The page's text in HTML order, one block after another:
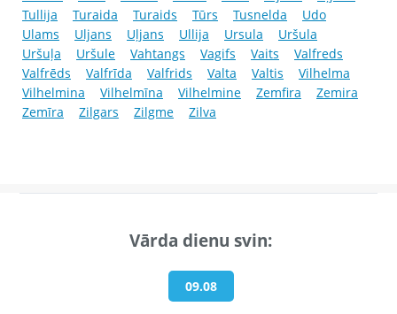
Tullija
Turaida Turaids Tūrs Tusnelda
Udo
Ulams
Uljans Uļjans Ullija Ursula
Uršula
Uršuļa
Uršule Vahtangs Vagifs Vaits
Valfreds
Valfrēds
Valfrīda Valfrids Valta Valtis
Vilhelma
Vilhelmina
Vilhelmīna Vilhelmine Zemfira
Zemira
Zemīra
Zilgars Zilgme Zilva
Vārda dienu svin:
09.08